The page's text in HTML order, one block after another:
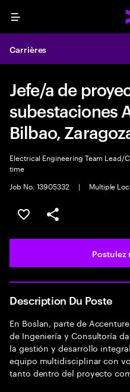
Menu
Carrières
Jefe/a de
subestaciones
Bilbao,
Electrical Engineering Team Lead/
time
Job No. 13905332
| Multiple
Sélectionner pour
PARTAGER
Postulez
Description Du Poste
En Boslan, parte de
de Ingeniería y Consultoría
la gestión y desarrollo
equipo multidisciplinar con
tanto dentro del proyecto